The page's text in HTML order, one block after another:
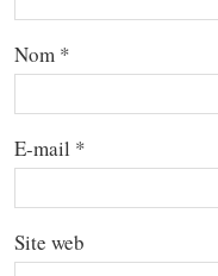
Nom *
E-mail *
Site web